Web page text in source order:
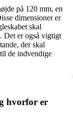
på 120 mm, en
dimensioner er
skal
Det er også vigtigt
der skal
de indvendige
hvorfor er